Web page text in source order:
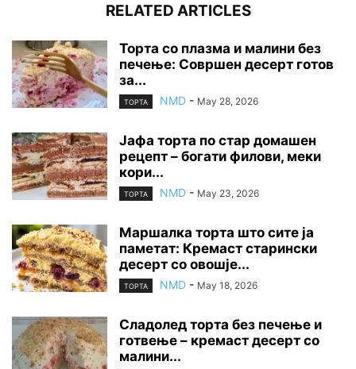
RELATED ARTICLES
Торта со плазма и малини без
печење: Совршен десерт готов
за...
ТОРТА NMD - May 28, 2026
Јафа торта по стар домашен
рецепт – богати филови, меки
кори...
ТОРТА NMD - May 23, 2026
Маршалка торта што сите ја
паметат: Кремаст старински
десерт со овошје...
ТОРТА NMD - May 18, 2026
Сладолед торта без печење и
готвење – кремаст десерт со
малини...